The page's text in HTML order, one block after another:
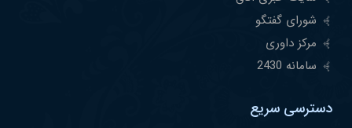
شورای گفتگو
مرکز داوری
سامانه 2430
دسترسی سریع